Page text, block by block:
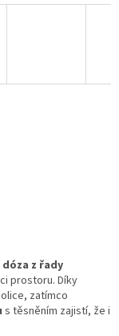
z řady
prostoru. Díky
zatímco
s těsněním zajistí, že i